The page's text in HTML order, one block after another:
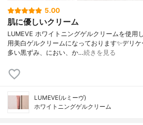
5.00
肌に優しいクリーム
LUMEVE ホワイトニングゲルクリームを使用
用美白ゲルクリームになっております✨デリ
多い黒ずみ、におい、か…続きを見る
LUMEVE(ルミーヴ)
ホワイトニングゲルクリーム